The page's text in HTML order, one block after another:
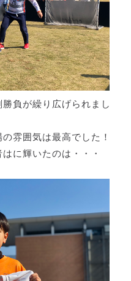
負が繰り広げられまし
雰囲気は最高でした！
に輝いたのは・・・